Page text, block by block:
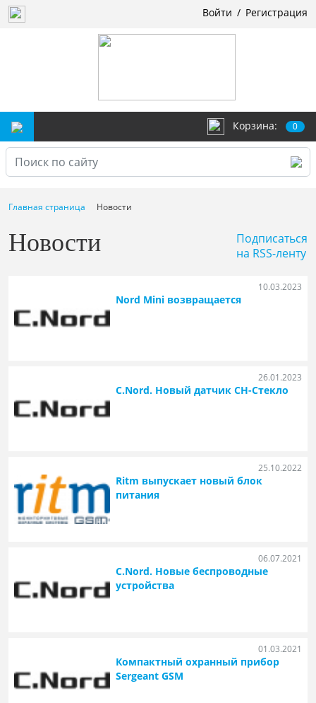
Войти / Регистрация
Корзина: 0
Главная страница Новости
Новости
Подписаться
на RSS-ленту
10.03.2023
Nord Mini возвращается
26.01.2023
C.Nord. Новый датчик СН-Стекло
25.10.2022
Ritm выпускает новый блок
питания
06.07.2021
C.Nord. Новые беспроводные
устройства
01.03.2021
Компактный охранный прибор
Sergeant GSM